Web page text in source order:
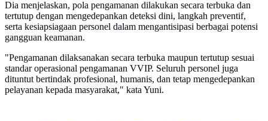
Dia menjelaskan, pola pengamanan dilakukan secara terbuka dan
tertutup dengan mengedepankan deteksi dini, langkah preventif,
serta kesiapsiagaan personel dalam mengantisipasi berbagai potensi
gangguan keamanan.
"Pengamanan dilaksanakan secara terbuka maupun tertutup sesuai
standar operasional pengamanan VVIP. Seluruh personel juga
dituntut bertindak profesional, humanis, dan tetap mengedepankan
pelayanan kepada masyarakat," kata Yuni.